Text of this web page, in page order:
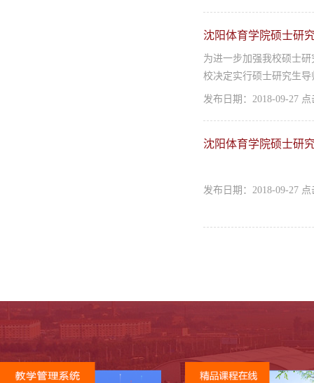
沈阳体育学院硕士研
为进一步加强我校硕士
校决定实行硕士研究生
发布日期：2018-09-27
沈阳体育学院硕士研
发布日期：2018-09-27